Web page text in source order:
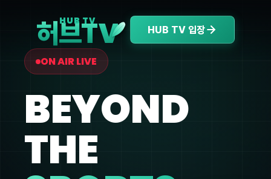
HUB TV
허브TV HUB TV 입장
ON AIR LIVE
BEYOND
THE